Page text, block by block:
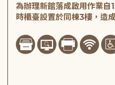
為辦理新館落成啟用作業自
時櫃臺設置於同棟3樓，造